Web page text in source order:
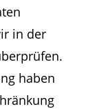
in der
haben